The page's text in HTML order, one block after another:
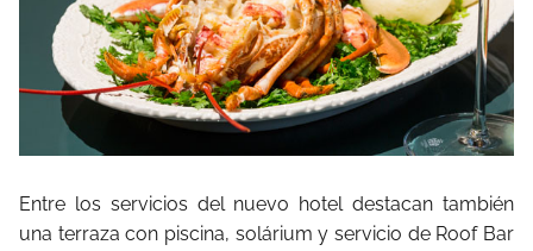
Entre los servicios del nuevo hotel destacan también
una terraza con piscina, solárium y servicio de Roof Bar